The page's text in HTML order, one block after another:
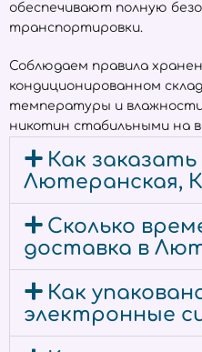
обеспечивают полную
транспортировки.
Соблюдаем правила
кондиционированном
температуры и
никотин стабильными на
Как
Лютеранская,
Сколько
доставка в
Как
электронные